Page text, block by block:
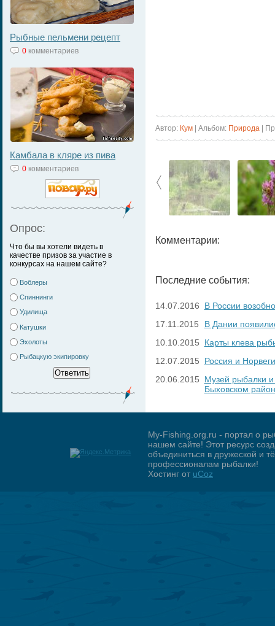
Рыбные пельмени рецепт
0 комментариев
Камбала в кляре из пива
0 комментариев
Опрос:
Что бы вы хотели видеть в
качестве призов за участие в
конкурсах на нашем сайте?
Воблеры
Спиннинги
Удилища
Катушки
Эхолоты
Рыбацкую экипировку
Автор: Кум| Альбом: Природа|
Комментарии:
Последние события:
14.07.2016
В России
17.11.2015
В Дании
10.10.2015
Карты клева
12.07.2015
Россия и
20.06.2015
Музей рыбалки
Быховском
My-Fishing.org.ru - портал о
нашем сайте! Этот ресурс
объединиться в дружеской и
профессионалам рыбалки!
Хостинг от uCoz